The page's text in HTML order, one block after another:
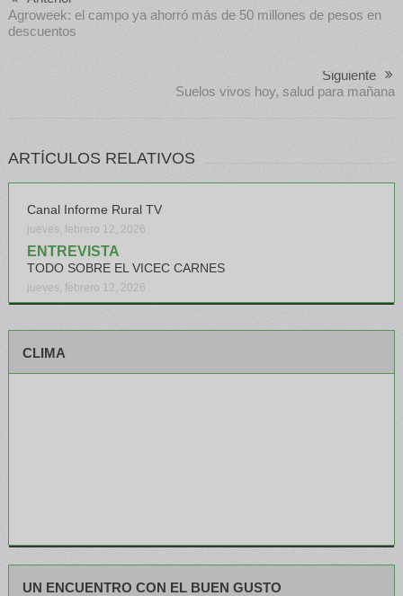
Agroweek: el campo ya ahorró más de 50 millones de pesos en
descuentos
Siguiente
Suelos vivos hoy, salud para mañana
ARTÍCULOS RELATIVOS
Canal Informe Rural TV
jueves, febrero 12, 2026
ENTREVISTA
TODO SOBRE EL VICEC CARNES
jueves, febrero 12, 2026
CLIMA
UN ENCUENTRO CON EL BUEN GUSTO